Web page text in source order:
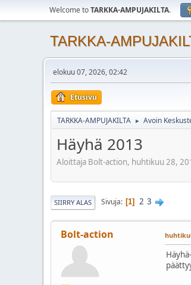
Welcome toTARKKA-AMPUJAKILTA.
TARKKA-
elokuu 07, 2026, 02:42
Etusivu
TARKKA-AMPUJAKILTA ► Avoin
Häyhä 2013
Aloittaja Bolt-action, huhtikuu 28,
SIIRRY ALAS Sivuja 1 2 3
Bolt-action